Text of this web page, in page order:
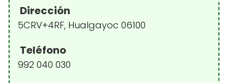
Dirección
5CRV+4RF, Hualgayoc 06100
Teléfono
992 040 030